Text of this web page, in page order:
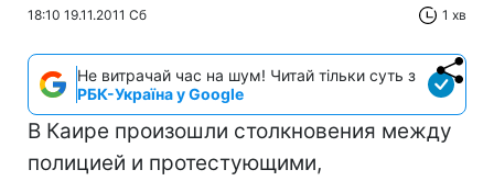
18:10 19.11.2011 Сб 1 хв
Не витрачай час на шум! Читай тільки суть з
РБК-Україна у Google
В Каире произошли столкновения между
полицией и протестующими,